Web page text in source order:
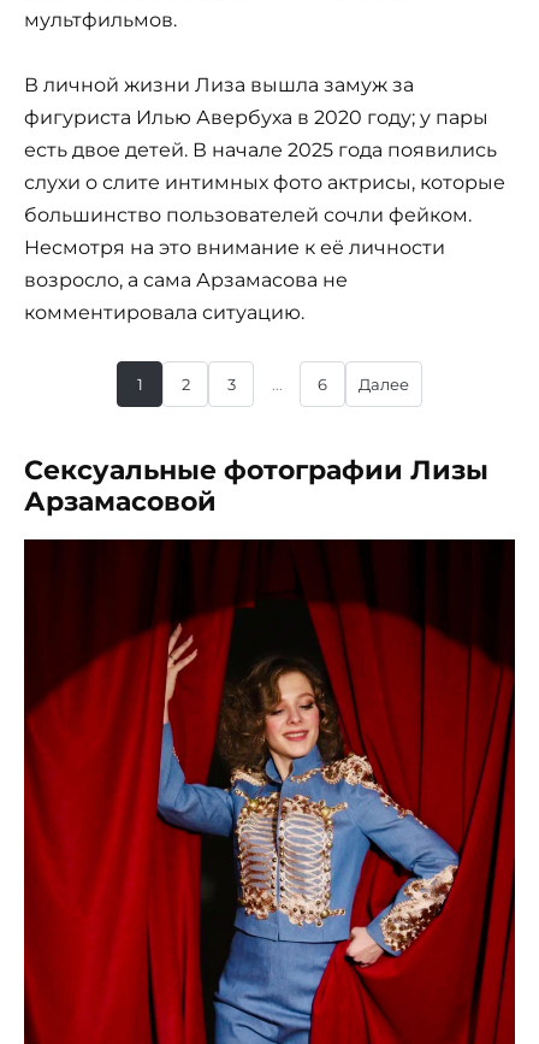
мультфильмов.
В личной жизни Лиза вышла замуж за
фигуриста Илью Авербуха в 2020 году; у пары
есть двое детей. В начале 2025 года появились
слухи о слите интимных фото актрисы, которые
большинство пользователей сочли фейком.
Несмотря на это внимание к её личности
возросло, а сама Арзамасова не
комментировала ситуацию.
1 2 3 ... 6 Далее
Сексуальные фотографии Лизы
Арзамасовой